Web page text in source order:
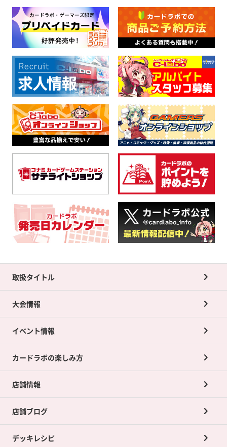
取扱タイトル
大会情報
イベント情報
カードラボの楽しみ方
店舗情報
店舗ブログ
デッキレシピ